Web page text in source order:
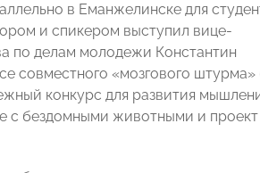
в Еманжелинске для
и спикером выступил вице-
по делам молодежи Константин
совместного «мозгового штурма»
конкурс для развития
с бездомными животными и проект